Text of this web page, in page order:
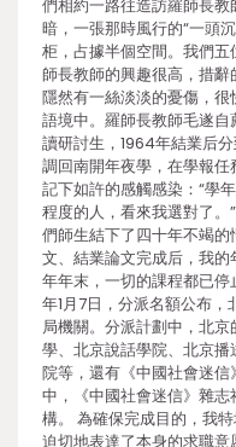
們相約一路往造訪羅師長
暗，一張那時風行的“一頭
柜，占據半個空間。我們
師長教師的興趣很高，措
隱然有一絲淡淡的憂傷，
語境中。羅師長教師毛遂自
讀研討生，1964年結業后
調回南開年夜學，在學報
記下如許的感觸感染：“學
程度的人，看來我選對了
們師生結下了四十年不竭
文、結業論文完成后，我的
年年末，一切的課程都已
年1月7日，分派名額公布
局機關。分派計劃中，北
學、北京說話學院、北京
院等，還有《中國社會迷
中，《中國社會迷信》雜
構。 為確保完成目的，我
迫切地表達了本身的求職意